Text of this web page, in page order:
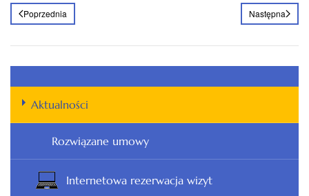
Poprzednia Następna
Aktualności
Rozwiązane umowy
Internetowa rezerwacja wizyt